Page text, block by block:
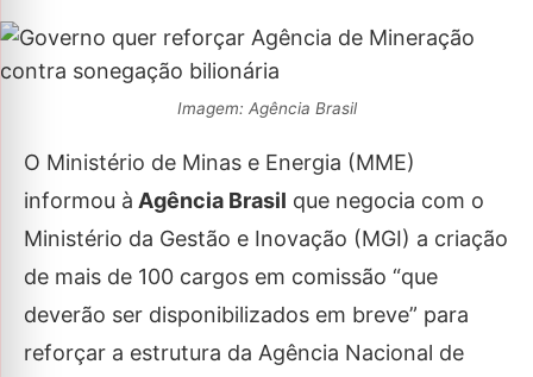
Imagem: Agência Brasil
O Ministério de Minas e Energia (MME)
informou à Agência Brasil que negocia com o
Ministério da Gestão e Inovação (MGI) a criação
de mais de 100 cargos em comissão “que
deverão ser disponibilizados em breve” para
reforçar a estrutura da Agência Nacional de